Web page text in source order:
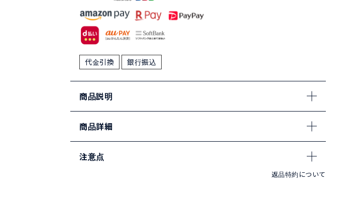
代金引換 銀行振込
商品説明
商品詳細
注意点
返品特約について